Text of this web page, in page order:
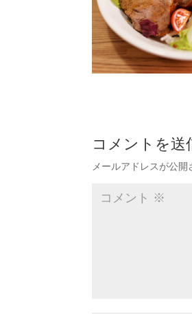
コメントを送
メールアドレスが公開